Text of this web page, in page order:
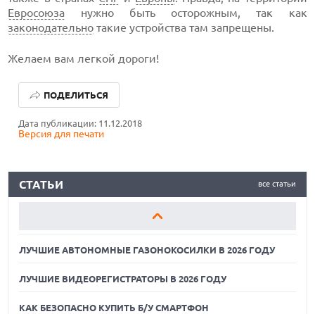
Евросоюза нужно быть осторожным, так как
законодательно такие устройства там запрещены.
Желаем вам легкой дороги!
Дата публикации: 11.12.2018
Версия для печати
ПОДЕЛИТЬСЯ
все статьи
СТАТЬИ
ЛУЧШИЕ ВИДЕОРЕГИСТРАТОРЫ В 2026 ГОДУ
КАК БЕЗОПАСНО КУПИТЬ Б/У СМАРТФОН
КАК БЕЗОПАСНО КУПИТЬ Б/У СМАРТФОН
ЛУЧШИЕ АВТОНОМНЫЕ ГАЗОНОКОСИЛКИ В 2026 ГОДУ
ЛУЧШИЕ ВИДЕОРЕГИСТРАТОРЫ В 2026 ГОДУ
КАК БЕЗОПАСНО КУПИТЬ Б/У СМАРТФОН